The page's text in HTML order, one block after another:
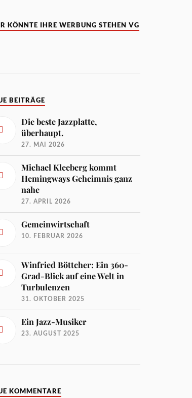
KÖNNTE IHRE WERBUNG STEHEN VG
BEITRÄGE
Die beste Jazzplatte,
überhaupt.
27. MAI 2026
Michael Kleeberg kommt
Hemingways Geheimnis ganz
nahe
27. APRIL 2026
Gemeinwirtschaft
10. FEBRUAR 2026
Winfried Böttcher: Ein 360-
Grad-Blick auf eine Welt in
Turbulenzen
31. OKTOBER 2025
Ein Jazz-Musiker
23. AUGUST 2025
KOMMENTARE